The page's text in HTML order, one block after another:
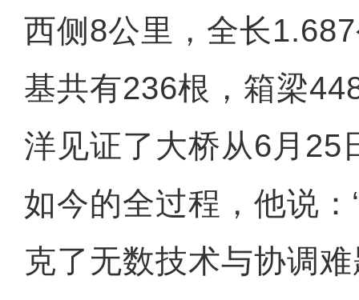
西侧8公里，全长
基共有236根，箱梁
洋见证了大桥从6月25
如今的全过程，他说
克了无数技术与协调